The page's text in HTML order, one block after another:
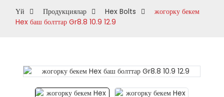
Үй Продукциялар Hex Bolts
жогорку бекем
Hex баш болттар Gr8.8 10.9 12.9